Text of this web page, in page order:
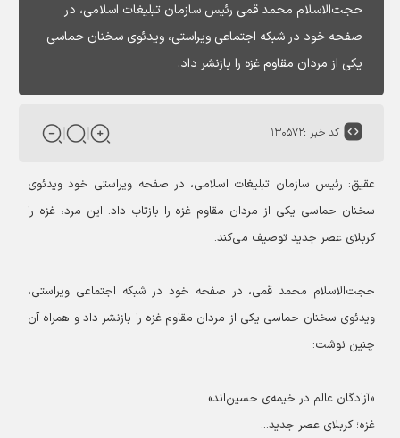
حجت‌الاسلام محمد قمی رئیس سازمان تبلیغات اسلامی، در
صفحه خود در شبکه اجتماعی ویراستی، ویدئوی سخنان حماسی
یکی از مردان مقاوم غزه را بازنشر داد.
کد خبر :۱۳۰۵۷۲
عقیق: رئیس سازمان تبلیغات اسلامی، در صفحه ویراستی خود ویدئوی
سخنان حماسی یکی از مردان مقاوم غزه را بازتاب داد. این مرد، غزه را
کربلای عصر جدید توصیف می‌کند.
حجت‌الاسلام محمد قمی، در صفحه خود در شبکه اجتماعی ویراستی،
ویدئوی سخنان حماسی یکی از مردان مقاوم غزه را بازنشر داد و همراه آن
چنین نوشت:
«آزادگان عالم در خیمه‌ی حسین‌اند»
غزه؛ کربلای عصر جدید...